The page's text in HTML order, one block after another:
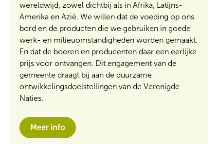
wereldwijd, zowel dichtbij als in Afrika, Latijns-
Amerika en Azië. We willen dat de voeding op ons
bord en de producten die we gebruiken in goede
werk- en milieuomstandigheden worden gemaakt.
En dat de boeren en producenten daar een eerlijke
prijs voor ontvangen. Dit engagement van de
gemeente draagt bij aan de duurzame
ontwikkelingsdoelstellingen van de Verenigde
Naties.
Meer info